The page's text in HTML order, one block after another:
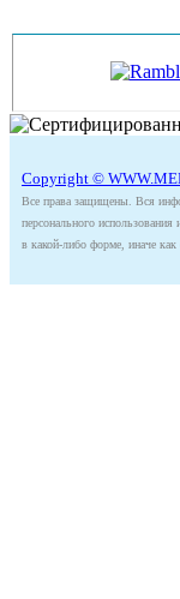
Copyright ©
Все права защищены. Вся
персонального
в какой-либо форме, иначе